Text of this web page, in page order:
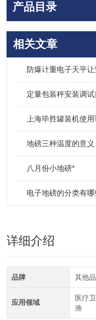
产品目录
相关文章
防爆计重电子天平
定量包装秤安装调
上海毕胜罐装机使
地磅三种温度的意义
八月份小地磅*
电子地磅的分类有哪
详细介绍
品牌 其他
应用领域
医疗
渔